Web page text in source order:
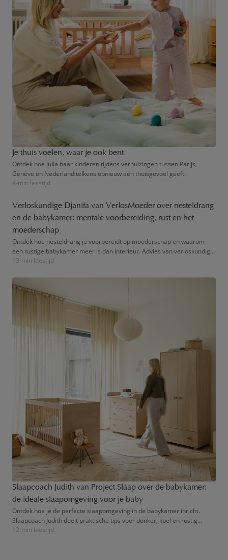
Je thuis voelen, waar je ook bent
Ontdek hoe Julia haar kinderen tijdens verhuizingen tussen Parijs,
Genève en Nederland telkens opnieuw een thuisgevoel geeft.
4-min leestijd
Verloskundige Djanifa van VerlosMoeder over nesteldrang
en de babykamer: mentale voorbereiding, rust en het
moederschap
Ontdek hoe nesteldrang je voorbereidt op moederschap en waarom
een rustige babykamer meer is dan interieur. Advies van verloskundige
Djanifa.
13-min leestijd
Slaapcoach Judith van Project Slaap over de babykamer:
de ideale slaapomgeving voor je baby
Ontdek hoe je de perfecte slaapomgeving in de babykamer inricht.
Slaapcoach Judith deelt praktische tips voor donker, koel en rustig
slapen.
12-min leestijd